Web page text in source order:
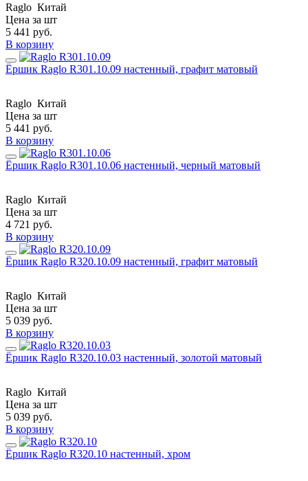
Raglo Китай
Цена за шт
5 441 руб.
В корзину
Ёршик Raglo R301.10.09 настенный, графит матовый
Raglo Китай
Цена за шт
5 441 руб.
В корзину
Ёршик Raglo R301.10.06 настенный, черный матовый
Raglo Китай
Цена за шт
4 721 руб.
В корзину
Ёршик Raglo R320.10.09 настенный, графит матовый
Raglo Китай
Цена за шт
5 039 руб.
В корзину
Ёршик Raglo R320.10.03 настенный, золотой матовый
Raglo Китай
Цена за шт
5 039 руб.
В корзину
Ёршик Raglo R320.10 настенный, хром